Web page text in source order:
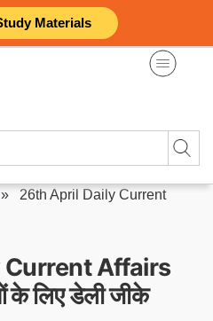
Materials
26th April Daily Current
Affairs
के लिए डेली जीके